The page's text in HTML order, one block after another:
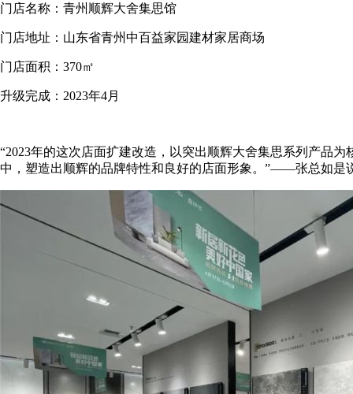
门店名称：青州顺辉大舍集思馆
门店地址：山东省青州中百益家园建材家居商场
门店面积：370㎡
升级完成：2023年4月
“2023年的这次店面扩建改造，以突出顺辉大舍集思系列产品
中，塑造出顺辉的品牌特性和良好的店面形象。”——张总如是